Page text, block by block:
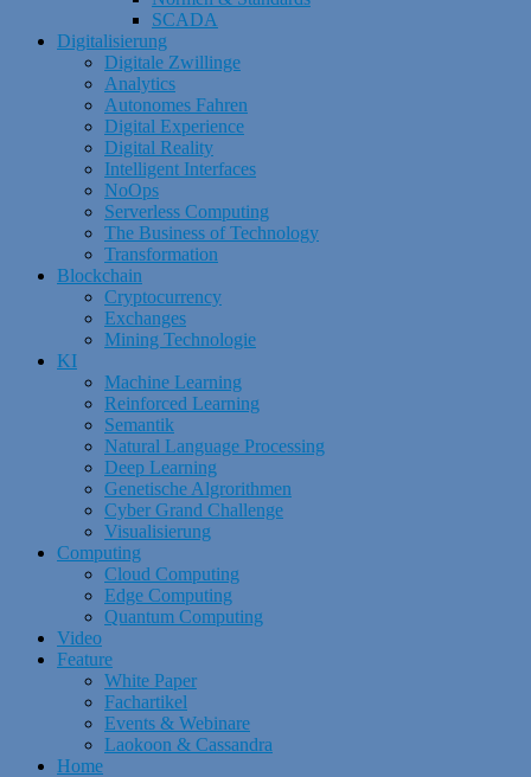
SCADA
Digitalisierung
Digitale Zwillinge
Analytics
Autonomes Fahren
Digital Experience
Digital Reality
Intelligent Interfaces
NoOps
Serverless Computing
The Business of Technology
Transformation
Blockchain
Cryptocurrency
Exchanges
Mining Technologie
KI
Machine Learning
Reinforced Learning
Semantik
Natural Language Processing
Deep Learning
Genetische Algrorithmen
Cyber Grand Challenge
Visualisierung
Computing
Cloud Computing
Edge Computing
Quantum Computing
Video
Feature
White Paper
Fachartikel
Events & Webinare
Laokoon & Cassandra
Home